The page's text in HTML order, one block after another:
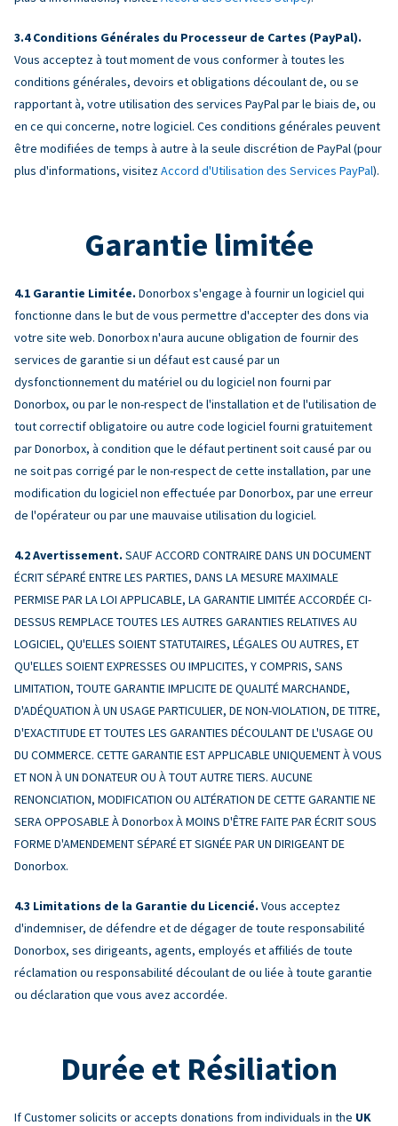
Conditions Générales du Processeur de Cartes (PayPal).
Vous acceptez à tout moment de vous conformer à toutes les
conditions générales, devoirs et obligations découlant de, ou se
rapportant à, votre utilisation des services PayPal par le biais de, ou
en ce qui concerne, notre logiciel. Ces conditions générales peuvent
être modifiées de temps à autre à la seule discrétion de PayPal (pour
plus d'informations, visitez Accord d'Utilisation des Services PayPal).
Garantie limitée
Garantie Limitée. Donorbox s'engage à fournir un logiciel qui
fonctionne dans le but de vous permettre d'accepter des dons via
votre site web. Donorbox n'aura aucune obligation de fournir des
services de garantie si un défaut est causé par un
dysfonctionnement du matériel ou du logiciel non fourni par
Donorbox, ou par le non-respect de l'installation et de l'utilisation de
tout correctif obligatoire ou autre code logiciel fourni gratuitement
par Donorbox, à condition que le défaut pertinent soit causé par ou
ne soit pas corrigé par le non-respect de cette installation, par une
modification du logiciel non effectuée par Donorbox, par une erreur
de l'opérateur ou par une mauvaise utilisation du logiciel.
Avertissement. SAUF ACCORD CONTRAIRE DANS UN DOCUMENT
ÉCRIT SÉPARÉ ENTRE LES PARTIES, DANS LA MESURE MAXIMALE
PERMISE PAR LA LOI APPLICABLE, LA GARANTIE LIMITÉE ACCORDÉE CI-
DESSUS REMPLACE TOUTES LES AUTRES GARANTIES RELATIVES AU
LOGICIEL, QU'ELLES SOIENT STATUTAIRES, LÉGALES OU AUTRES, ET
QU'ELLES SOIENT EXPRESSES OU IMPLICITES, Y COMPRIS, SANS
LIMITATION, TOUTE GARANTIE IMPLICITE DE QUALITÉ MARCHANDE,
D'ADÉQUATION À UN USAGE PARTICULIER, DE NON-VIOLATION, DE TITRE,
D'EXACTITUDE ET TOUTES LES GARANTIES DÉCOULANT DE L'USAGE OU
DU COMMERCE. CETTE GARANTIE EST APPLICABLE UNIQUEMENT À VOUS
ET NON À UN DONATEUR OU À TOUT AUTRE TIERS. AUCUNE
RENONCIATION, MODIFICATION OU ALTÉRATION DE CETTE GARANTIE NE
SERA OPPOSABLE À Donorbox À MOINS D'ÊTRE FAITE PAR ÉCRIT SOUS
FORME D'AMENDEMENT SÉPARÉ ET SIGNÉE PAR UN DIRIGEANT DE
Donorbox.
Limitations de la Garantie du Licencié. Vous acceptez
d'indemniser, de défendre et de dégager de toute responsabilité
Donorbox, ses dirigeants, agents, employés et affiliés de toute
réclamation ou responsabilité découlant de ou liée à toute garantie
ou déclaration que vous avez accordée.
Durée et Résiliation
If Customer solicits or accepts donations from individuals in the UK